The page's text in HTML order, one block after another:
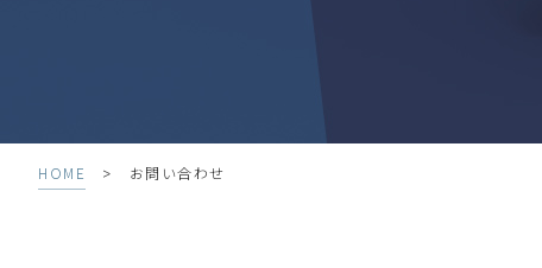
HOME > お問い合わせ